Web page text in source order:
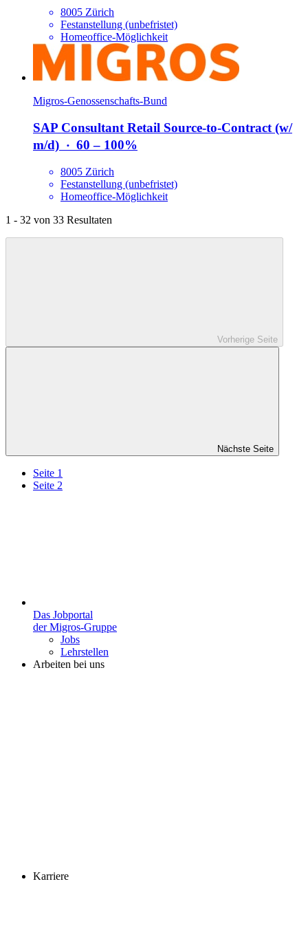
8005 Zürich
Festanstellung (unbefristet)
Homeoffice-Möglichkeit
Migros-Genossenschafts-Bund
SAP Consultant Retail Source-to-Contract (w/​
m/​d) ‧ 60 – 100%
8005 Zürich
Festanstellung (unbefristet)
Homeoffice-Möglichkeit
1 - 32 von 33 Resultaten
Vorherige Seite
Nächste Seite
Seite 1
Seite 2
Das Jobportal
der Migros-Gruppe
Jobs
Lehrstellen
Arbeiten bei uns
Karriere